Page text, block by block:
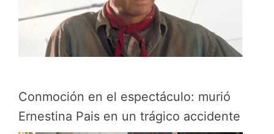
Conmoción en el espectáculo: murió
Ernestina Pais en un trágico accidente